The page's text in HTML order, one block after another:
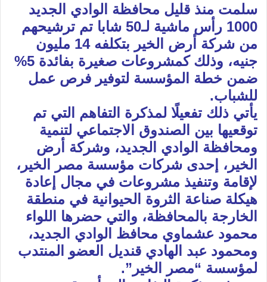
سلمت منذ قليل محافظة الوادي الجديد
1000 رأس ماشية لـ50 شابا تم ترشيحهم
من شركة أرض الخير بتكلفه 14 مليون
جنيه، وذلك كمشروعات صغيرة بفائدة 5%
ضمن خطة المؤسسة لتوفير فرص عمل
للشباب.
يأتي ذلك تفعيلًا لمذكرة التفاهم التي تم
توقعيها بين الصندوق الاجتماعي لتنمية
ومحافظة الوادي الجديد، وشركة أرض
الخير، إحدى شركات مؤسسة مصر الخير،
لإقامة وتنفيذ مشروعات في مجال إعادة
هيكلة صناعة الثروة الحيوانية في منطقة
الخارجة بالمحافظة، والتي حضرها اللواء
محمود عشماوي محافظ الوادي الجديد،
ومحمود عبد الهادي قنديل العضو المنتدب
لمؤسسة “مصر الخير”.